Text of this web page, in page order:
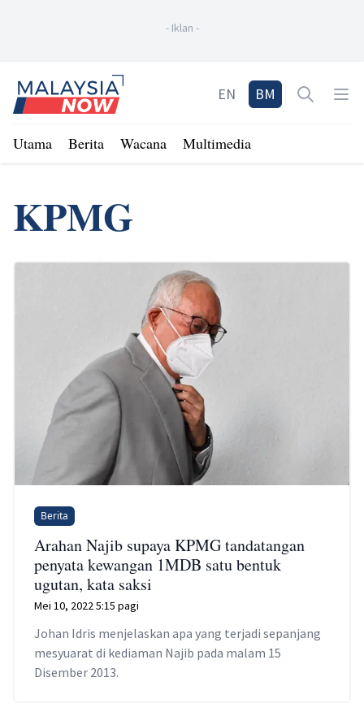
- Iklan -
Home
EN BM Open
Utama Berita Wacana Multimedia
KPMG
Berita
Arahan Najib supaya KPMG tandatangan
penyata kewangan 1MDB satu bentuk
ugutan, kata saksi
Mei 10, 2022 5:15 pagi
Johan Idris menjelaskan apa yang terjadi sepanjang
mesyuarat di kediaman Najib pada malam 15
Disember 2013.